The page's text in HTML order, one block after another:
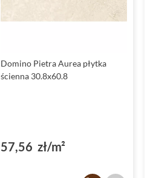
Domino Pietra Aurea płytka
ścienna 30.8x60.8
57,56 zł/m²